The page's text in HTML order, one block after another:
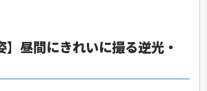
】昼間にきれいに撮る逆光・